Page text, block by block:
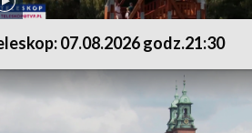
07.08.2026 godz.21:30